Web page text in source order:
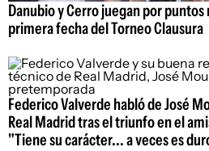
Danubio y Cerro juegan por
primera fecha del Torneo Clausura
Federico Valverde habló de José
Real Madrid tras el triunfo en el
"Tiene su carácter... a veces es